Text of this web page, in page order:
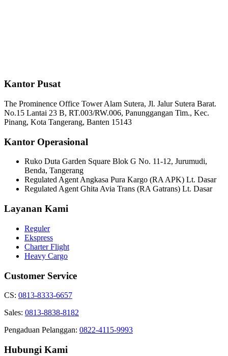
Kantor Pusat
The Prominence Office Tower Alam Sutera, Jl. Jalur Sutera Barat.
No.15 Lantai 23 B, RT.003/RW.006, Panunggangan Tim., Kec.
Pinang, Kota Tangerang, Banten 15143
Kantor Operasional
Ruko Duta Garden Square Blok G No. 11-12, Jurumudi,
Benda, Tangerang
Regulated Agent Angkasa Pura Kargo (RA APK) Lt. Dasar
Regulated Agent Ghita Avia Trans (RA Gatrans) Lt. Dasar
Layanan Kami
Reguler
Ekspress
Charter Flight
Heavy Cargo
Customer Service
CS: 0813-8333-6657
Sales: 0813-8838-8182
Pengaduan Pelanggan: 0822-4115-9993
Hubungi Kami